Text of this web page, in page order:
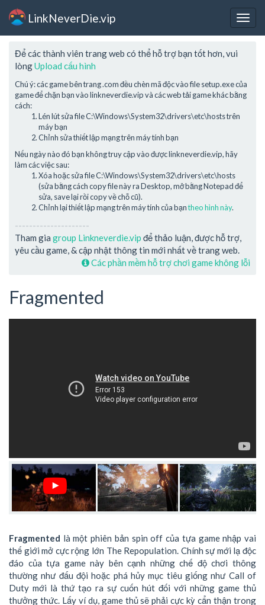
LinkNeverDie.vip
Để các thành viên trang web có thể hỗ trợ bạn tốt hơn, vui
lòngUpload cấu hình
Chú ý: các game bên trang .com đều chèn mã độc vào file setup.exe của
game để chặn bạn vào linkneverdie.vip và các web tải game khác bằng
cách:
Lén lút sửa file C:\Windows\System32\drivers\etc\hosts trên
máy bạn
Chỉnh sửa thiết lập mạng trên máy tính bạn
Nếu ngày nào đó bạn không truy cập vào được linkneverdie.vip, hãy
làm các việc sau:
Xóa hoặc sửa file C:\Windows\System32\drivers\etc\hosts
(sửa bằng cách copy file này ra Desktop, mở bằng Notepad để
sửa, save lại rồi copy về chỗ cũ).
Chỉnh lại thiết lập mạng trên máy tính của bạntheo hình này.
---------------------
Tham gia group Linkneverdie.vip để thảo luận, được hỗ trợ,
yêu cầu game, & cập nhật thông tin mới nhất về trang web.
Các phần mềm hỗ trợ chơi game không lỗi
Fragmented
Fragmented là một phiên bản spin off của tựa game nhập vai
thế giới mở cực rộng lớn The Repopulation. Chính sự mới lạ độc
đáo của tựa game này bên cạnh những chế độ chơi thông
thường như đấu đội hoặc phá hủy mục tiêu giống như Call of
Duty mới là thứ tạo ra sự cuốn hút đối với những game thủ
thưởng thức. Lấy ví dụ, game thủ sẽ phải cực kỳ cẩn thận trong